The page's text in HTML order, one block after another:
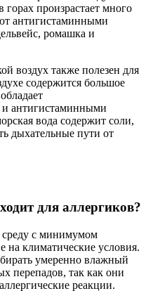
произрастает много
антигистаминными
ромашка и
воздух также полезен для
содержится большое
антигистаминными
вода содержит соли,
дыхательные пути от
для аллергиков?
среду с минимумом
на климатические условия.
умеренно влажный
перепадов, так как они
реакции.